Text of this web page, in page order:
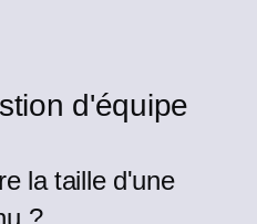
d'équipe
la taille d'une